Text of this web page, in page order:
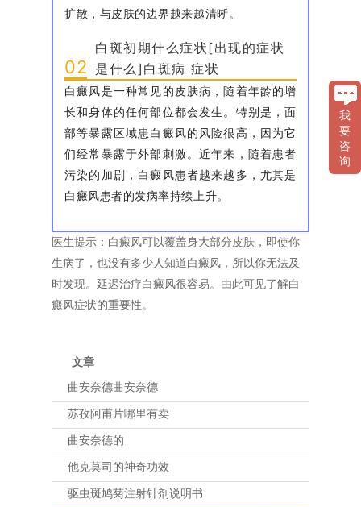
扩散，与皮肤的边界越来越清晰。
02
白斑初期什么症状[出现的症状
是什么]白斑病 症状
白癜风是一种常见的皮肤病，随着年龄的增
长和身体的任何部位都会发生。特别是，面
部等暴露区域患白癜风的风险很高，因为它
们经常暴露于外部刺激。近年来，随着患者
污染的加剧，白癜风患者越来越多，尤其是
白癜风患者的发病率持续上升。
医生提示：白癜风可以覆盖身大部分皮肤，即使你
生病了，也没有多少人知道白癜风，所以你无法及
时发现。延迟治疗白癜风很容易。由此可见了解白
癜风症状的重要性。
文章
曲安奈德曲安奈德
苏孜阿甫片哪里有卖
曲安奈德的
他克莫司的神奇功效
驱虫斑鸠菊注射针剂说明书
我
要
咨
询